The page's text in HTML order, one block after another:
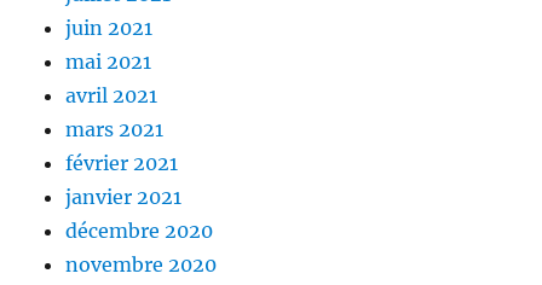
juin 2021
mai 2021
avril 2021
mars 2021
février 2021
janvier 2021
décembre 2020
novembre 2020